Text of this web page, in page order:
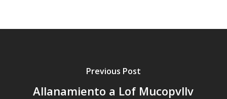
Previous Post
Allanamiento a Lof Mucopvllv